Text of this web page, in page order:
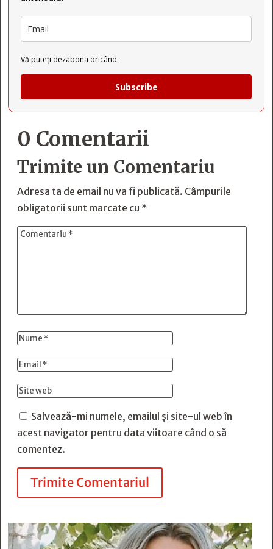
Vă puteți dezabona oricând.
Subscribe
0 Comentarii
Trimite un Comentariu
Adresa ta de email nu va fi publicată. Câmpurile
obligatorii sunt marcate cu *
Salvează-mi numele, emailul și site-ul web în
acest navigator pentru data viitoare când o să
comentez.
Trimite Comentariul